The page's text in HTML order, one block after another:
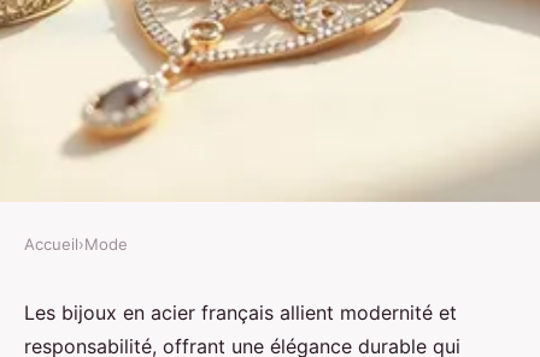
Bijoux acier française tendance :
Accueil›Mode
Les bijoux en acier français allient modernité et
responsabilité, offrant une élégance durable qui